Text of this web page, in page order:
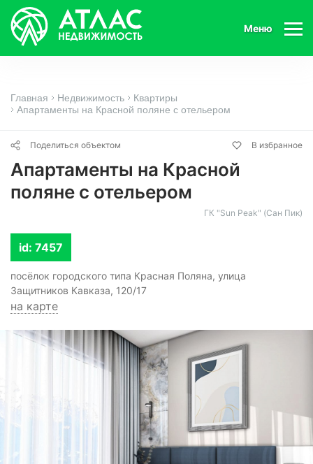
Меню
Главная Недвижимость
Квартиры
Апартаменты на Красной поляне с отельером
Поделиться объектом В избранное
Апартаменты на Красной
поляне с отельером
ГК "Sun Peak" (Сан Пик)
id: 7457
посёлок городского типа Красная Поляна, улица
Защитников Кавказа, 120/17
на карте